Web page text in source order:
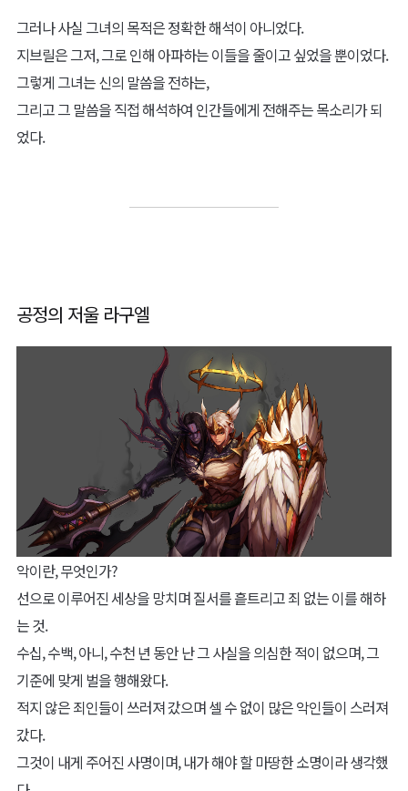
그러나 사실 그녀의 목적은 정확한 해석이 아니었다.
지브릴은 그저, 그로 인해 아파하는 이들을 줄이고 싶었을 뿐이었다.
그렇게 그녀는 신의 말씀을 전하는,
그리고 그 말씀을 직접 해석하여 인간들에게 전해주는 목소리가 되
었다.
공정의 저울 라구엘
악이란, 무엇인가?
선으로 이루어진 세상을 망치며 질서를 흩트리고 죄 없는 이를 해하
는 것.
수십, 수백, 아니, 수천 년 동안 난 그 사실을 의심한 적이 없으며, 그
기준에 맞게 벌을 행해왔다.
적지 않은 죄인들이 쓰러져 갔으며 셀 수 없이 많은 악인들이 스러져
갔다.
그것이 내게 주어진 사명이며, 내가 해야 할 마땅한 소명이라 생각했